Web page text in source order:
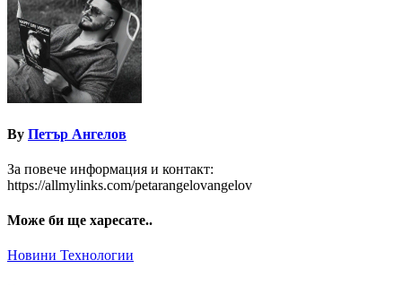
By Петър Ангелов
За повече информация и контакт:
https://allmylinks.com/petarangelovangelov
Може би ще харесате..
Новини Технологии